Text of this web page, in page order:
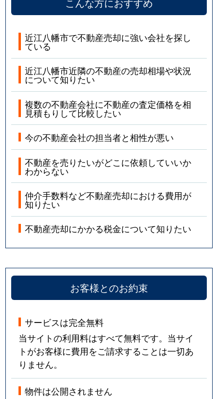
こんな方におすすめ
近江八幡市で不動産売却に強い会社を探し
ている
近江八幡市近隣の不動産の売却相場や状況
について知りたい
複数の不動産会社に不動産の査定価格を相
見積もりして比較したい
今の不動産会社の担当者と相性が悪い
不動産を売りたいがどこに依頼していいか
わからない
仲介手数料など不動産売却における費用が
知りたい
不動産売却にかかる税金について知りたい
お客様とのお約束
サービスは完全無料
当サイトの利用料はすべて無料です。当サイ
トがお客様に費用をご請求することは一切あ
りません。
物件は公開されません